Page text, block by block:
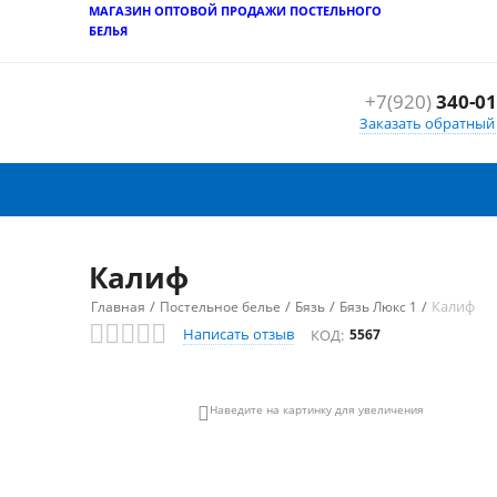
МАГАЗИН ОПТОВОЙ ПРОДАЖИ ПОСТЕЛЬНОГО
БЕЛЬЯ
+7(920)340-
Заказать
Калиф
Главная / Постельное белье / Бязь / Бязь Люкс 1 / Калиф
Написать отзыв КОД: 5567
 Наведите на картинку для увеличения